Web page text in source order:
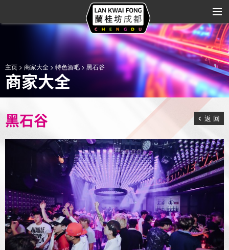
关于兰桂坊
商家大全
商业规划
品牌合作
艺术与娱乐
区域位置
联系我们
媒体中心
主页 > 商家大全 > 特色酒吧 > 黑石谷
商家大全
返 回
黑石谷